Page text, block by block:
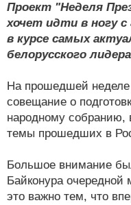
Проект "Неделя
хочет идти в ногу
в курсе самых
белорусского
На прошедшей неделе
совещание о
народному собранию,
темы прошедших в
Большое внимание
Байконура
это важно тем, что